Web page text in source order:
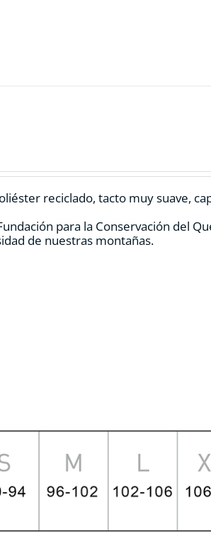
reciclado, tacto muy suave,
para la Conservación del
de nuestras montañas.